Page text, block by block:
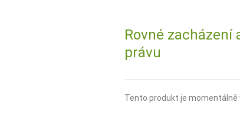
Rovné
právu
Tento produkt je momentálně